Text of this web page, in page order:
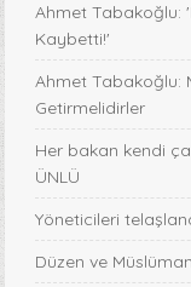
Ahmet Tabakoğlu:
Kaybetti!'
Ahmet Tabakoğlu:
Getirmelidirler
Her bakan kendi
ÜNLÜ
Yöneticileri
Düzen ve Müslüman